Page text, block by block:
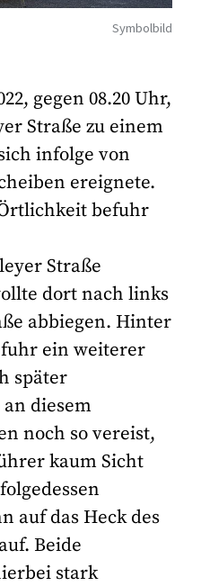
Symbolbild
gegen 08.20 Uhr,
Straße zu einem
infolge von
ereignete.
befuhr
Straße
dort nach links
abbiegen. Hinter
fuhr ein weiterer
später
diesem
noch so vereist,
kaum Sicht
auf das Heck des
Beide
stark